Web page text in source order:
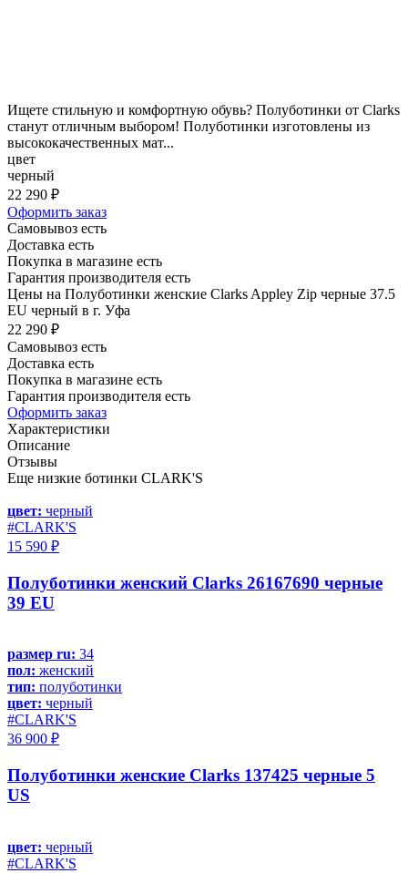
Ищете стильную и комфортную обувь? Полуботинки от Clarks
станут отличным выбором! Полуботинки изготовлены из
высококачественных мат...
цвет
черный
22 290 ₽
Оформить заказ
Самовывоз есть
Доставка есть
Покупка в магазине есть
Гарантия производителя есть
Цены на Полуботинки женские Clarks Appley Zip черные 37.5
EU черный в г. Уфа
22 290 ₽
Самовывоз есть
Доставка есть
Покупка в магазине есть
Гарантия производителя есть
Оформить заказ
Характеристики
Описание
Отзывы
Еще низкие ботинки CLARK'S
цвет: черный
#CLARK'S
15 590 ₽
Полуботинки женский Clarks 26167690 черные
39 EU
размер ru: 34
пол: женский
тип: полуботинки
цвет: черный
#CLARK'S
36 900 ₽
Полуботинки женские Clarks 137425 черные 5
US
цвет: черный
#CLARK'S